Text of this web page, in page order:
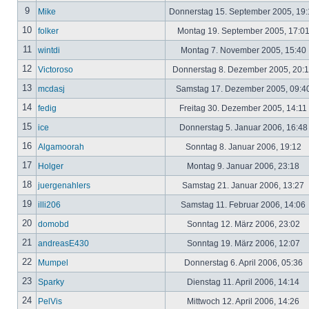
9 Mike Donnerstag 15. September 2005,
10 folker Montag 19. September 2005,
11 wintdi Montag 7. November 2005, 15:40
12 Victoroso Donnerstag 8. Dezember 2005,
13 mcdasj Samstag 17. Dezember 2005,
14 fedig Freitag 30. Dezember 2005, 14:11
15 ice Donnerstag 5. Januar 2006, 16:48
16 Algamoorah Sonntag 8. Januar 2006, 19:12
17 Holger Montag 9. Januar 2006, 23:18
18 juergenahlers Samstag 21. Januar 2006, 13:27
19 illi206 Samstag 11. Februar 2006, 14:06
20 domobd Sonntag 12. März 2006, 23:02
21 andreasE430 Sonntag 19. März 2006, 12:07
22 Mumpel Donnerstag 6. April 2006, 05:36
23 Sparky Dienstag 11. April 2006, 14:14
24 PelVis Mittwoch 12. April 2006, 14:26